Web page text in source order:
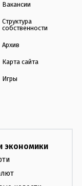
Вакансии
Структура
собственности
Архив
Карта сайта
Игры
экономики